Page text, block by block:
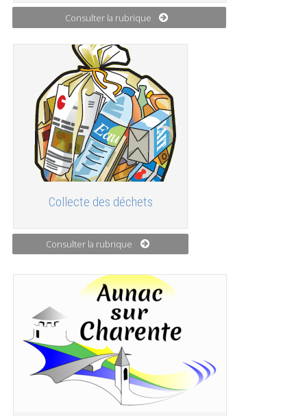
Consulter la rubrique
Collecte des déchets
Consulter la rubrique